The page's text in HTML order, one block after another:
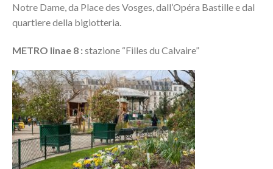
Notre Dame, da Place des Vosges, dall’Opéra Bastille e dal
quartiere della bigiotteria.
METRO linae 8 :stazione “Filles du Calvaire”